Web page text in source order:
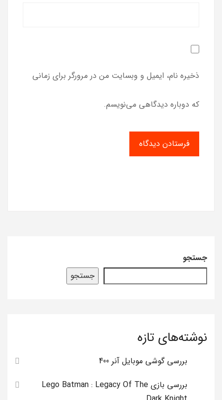
ذخیره نام، ایمیل و وبسایت من در مرورگر برای زمانی
که دوباره دیدگاهی می‌نویسم.
جستجو
جستجو
نوشته‌های تازه
بررسی گوشی موبایل آنر 400
بررسی بازی Lego Batman : Legacy Of The